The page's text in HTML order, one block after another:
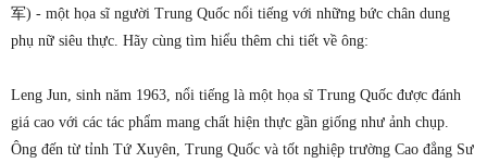
军) - một họa sĩ người Trung Quốc nổi tiếng với những bức chân dung
phụ nữ siêu thực. Hãy cùng tìm hiểu thêm chi tiết về ông:
Leng Jun, sinh năm 1963, nổi tiếng là một họa sĩ Trung Quốc được đánh
giá cao với các tác phẩm mang chất hiện thực gần giống như ảnh chụp.
Ông đến từ tỉnh Tứ Xuyên, Trung Quốc và tốt nghiệp trường Cao đẳng Sư